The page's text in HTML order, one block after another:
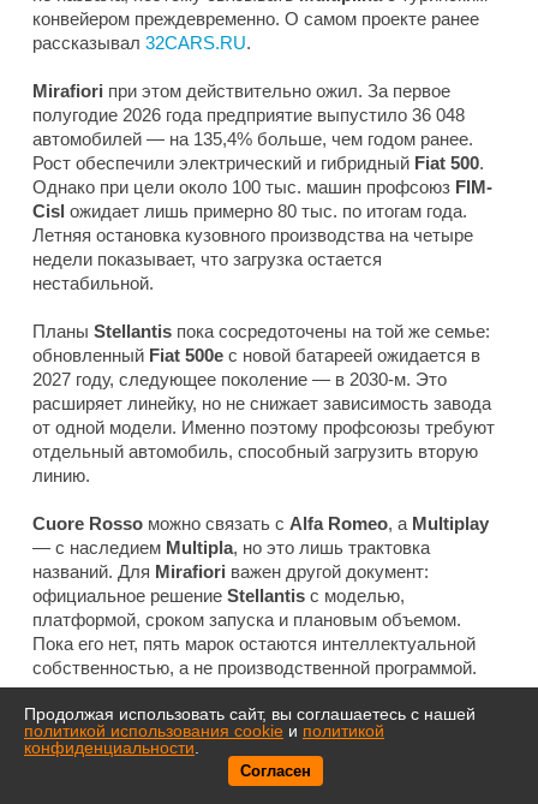
конвейером преждевременно. О самом проекте ранее
рассказывал 32CARS.RU.
Mirafiori при этом действительно ожил. За первое
полугодие 2026 года предприятие выпустило 36 048
автомобилей — на 135,4% больше, чем годом ранее.
Рост обеспечили электрический и гибридный Fiat 500.
Однако при цели около 100 тыс. машин профсоюз FIM-
Cisl ожидает лишь примерно 80 тыс. по итогам года.
Летняя остановка кузовного производства на четыре
недели показывает, что загрузка остается
нестабильной.
Планы Stellantis пока сосредоточены на той же семье:
обновленный Fiat 500e с новой батареей ожидается в
2027 году, следующее поколение — в 2030-м. Это
расширяет линейку, но не снижает зависимость завода
от одной модели. Именно поэтому профсоюзы требуют
отдельный автомобиль, способный загрузить вторую
линию.
Cuore Rosso можно связать с Alfa Romeo, а Multiplay
— с наследием Multipla, но это лишь трактовка
названий. Для Mirafiori важен другой документ:
официальное решение Stellantis с моделью,
платформой, сроком запуска и плановым объемом.
Пока его нет, пять марок остаются интеллектуальной
собственностью, а не производственной программой.
Продолжая использовать сайт, вы соглашаетесь с нашей
политикой использования cookie и политикой
конфиденциальности
Согласен